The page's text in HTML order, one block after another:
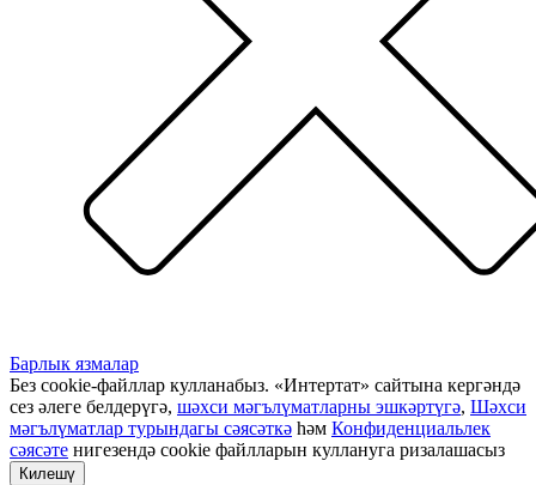
Барлык язмалар
Без cookie-файллар кулланабыз. «Интертат» сайтына кергәндә
сез әлеге белдерүгә, шәхси мәгълүматларны эшкәртүгә, Шәхси
мәгълүматлар турындагы сәясәткә һәм Конфиденциальлек
сәясәте нигезендә cookie файлларын куллануга ризалашасыз
Килешү